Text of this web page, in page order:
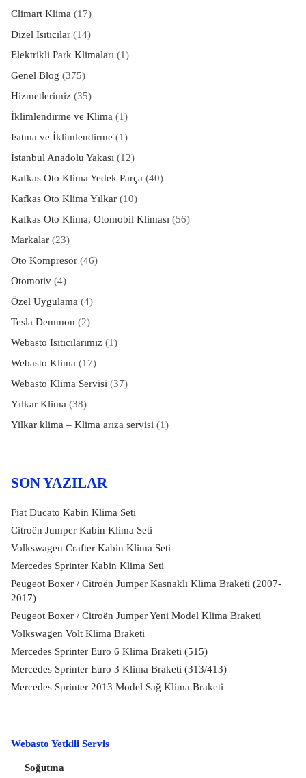
Climart Klima(17)
Dizel Isıtıcılar(14)
Elektrikli Park Klimaları(1)
Genel Blog (375)
Hizmetlerimiz(35)
İklimlendirme ve Klima(1)
Isıtma ve İklimlendirme (1)
İstanbul Anadolu Yakası(12)
Kafkas Oto Klima Yedek Parça(40)
Kafkas Oto Klima Yılkar(10)
Kafkas Oto Klima, Otomobil Kliması(56)
Markalar(23)
Oto Kompresör(46)
Otomotiv(4)
Özel Uygulama(4)
Tesla Demmon (2)
Webasto Isıtıcılarımız(1)
Webasto Klima(17)
Webasto Klima Servisi(37)
Yılkar Klima(38)
Yilkar klima – Klima arıza servisi(1)
SON YAZILAR
Fiat Ducato Kabin Klima Seti
Citroën Jumper Kabin Klima Seti
Volkswagen Crafter Kabin Klima Seti
Mercedes Sprinter Kabin Klima Seti
Peugeot Boxer / Citroën Jumper Kasnaklı Klima Braketi (2007-
2017)
Peugeot Boxer / Citroën Jumper Yeni Model Klima Braketi
Volkswagen Volt Klima Braketi
Mercedes Sprinter Euro 6 Klima Braketi (515)
Mercedes Sprinter Euro 3 Klima Braketi (313/413)
Mercedes Sprinter 2013 Model Sağ Klima Braketi
Webasto Yetkili Servis
Soğutma